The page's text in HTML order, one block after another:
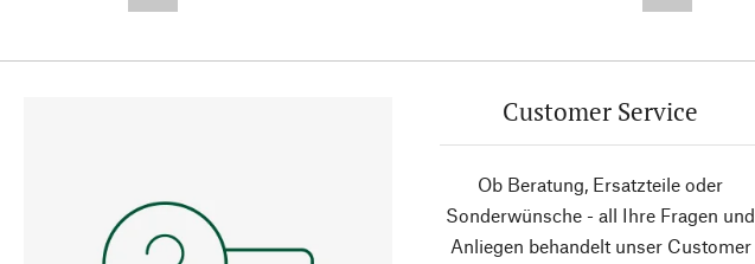
Customer Service
Ob Beratung, Ersatzteile oder
Sonderwünsche - all Ihre Fragen und
Anliegen behandelt unser Customer